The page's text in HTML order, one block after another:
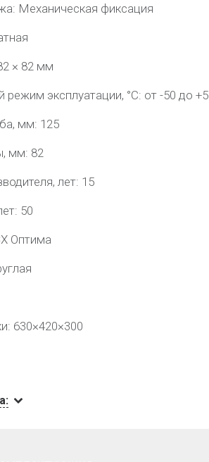
Механическая фиксация
× 82 мм
режим эксплуатации, °C: от -50 до
мм: 125
мм: 82
лет: 15
50
Оптима
630×420×300